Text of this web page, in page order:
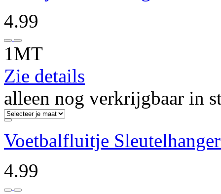
4.99
1MT
Zie details
alleen nog verkrijgbaar in
Voetbalfluitje
4.99